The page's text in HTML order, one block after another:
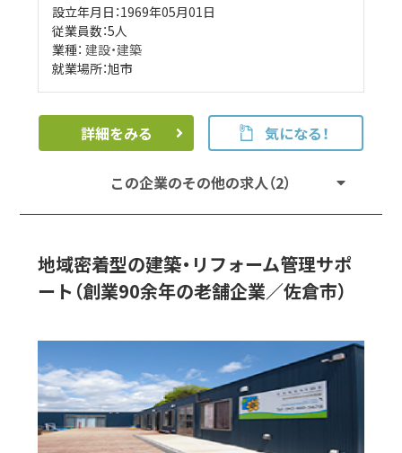
設立年月日：1969年05月01日
従業員数：5人
業種：建設・建築
就業場所：旭市
詳細をみる 気になる！
この企業のその他の求人（2）
地域密着型の建築・リフォーム管理サポ
ート（創業90余年の老舗企業／佐倉市）